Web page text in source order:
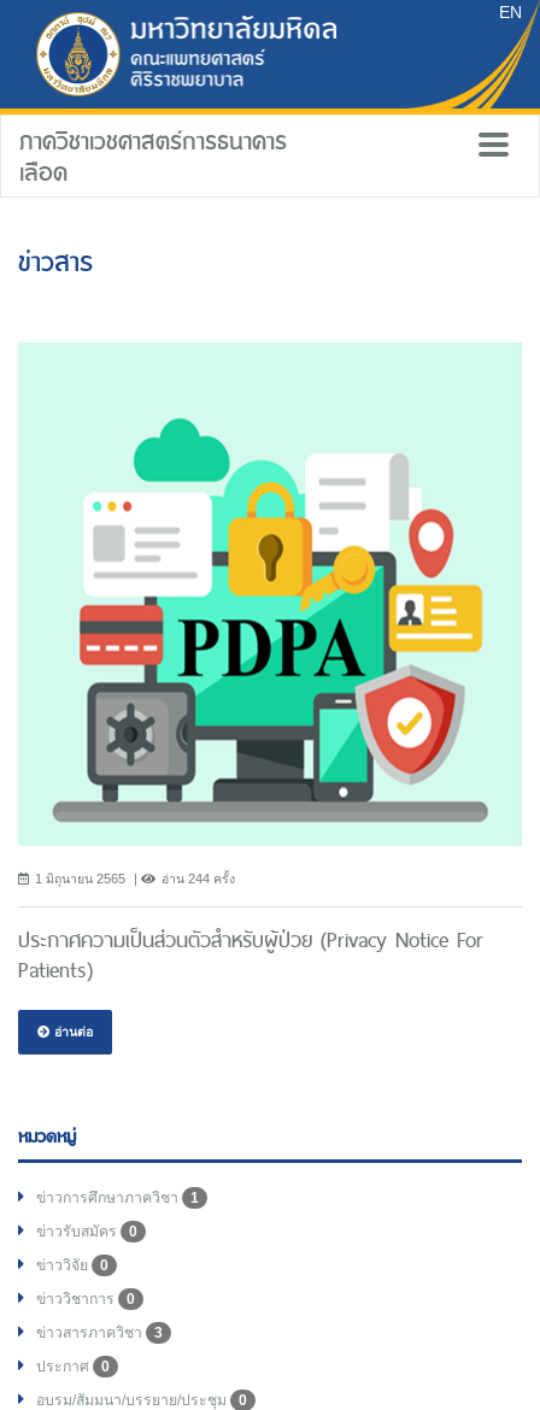
EN
ภาควิชาเวชศาสตร์การธนาคาร
เลือด
ข่าวสาร
1 มิถุนายน 2565 อ่าน 244 ครั้ง
ประกาศความเป็นส่วนตัวสำหรับผู้ป่วย (Privacy Notice For
Patients)
อ่านต่อ
หมวดหมู่
ข่าวการศึกษาภาควิชา
1
ข่าวรับสมัคร
0
ข่าววิจัย
0
ข่าววิชาการ
0
ข่าวสารภาควิชา
3
ประกาศ
0
อบรม/สัมมนา/บรรยาย/ประชุม
0